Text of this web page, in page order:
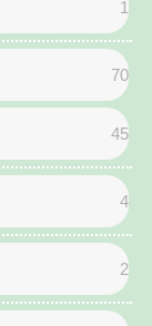
1
70
45
4
2